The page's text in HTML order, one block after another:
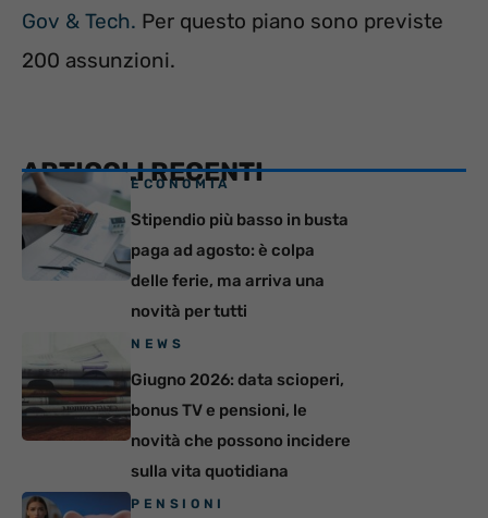
Gov & Tech. Per questo piano sono previste
200 assunzioni.
ARTICOLI RECENTI
ECONOMIA
Stipendio più basso in busta
paga ad agosto: è colpa
delle ferie, ma arriva una
novità per tutti
NEWS
Giugno 2026: data scioperi,
bonus TV e pensioni, le
novità che possono incidere
sulla vita quotidiana
PENSIONI